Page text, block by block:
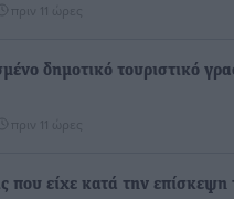
πριν 11 ώρες
δημοτικό τουριστικό
πριν 11 ώρες
που είχε κατά την επίσκεψη